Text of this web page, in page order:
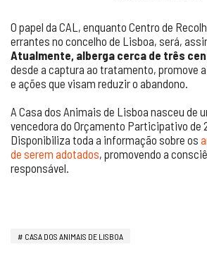
O papel da CAL, enquanto Centro de
errantes no concelho de Lisboa, será,
Atualmente, alberga cerca de três
desde a captura ao tratamento, promove
e ações que visam reduzir o abandono.
A Casa dos Animais de Lisboa nasceu de
vencedora do Orçamento Participativo de
Disponibiliza toda a informação sobre os
de serem adotados, promovendo a
responsável.
CASA DOS ANIMAIS DE LISBOA